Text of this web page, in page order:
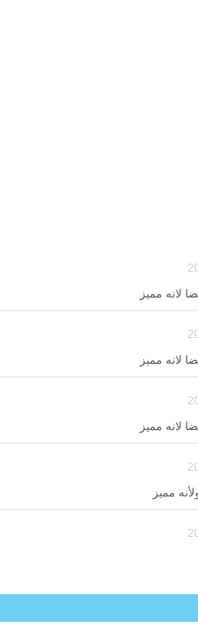
لانه مميز
لانه مميز
لانه مميز
مميز